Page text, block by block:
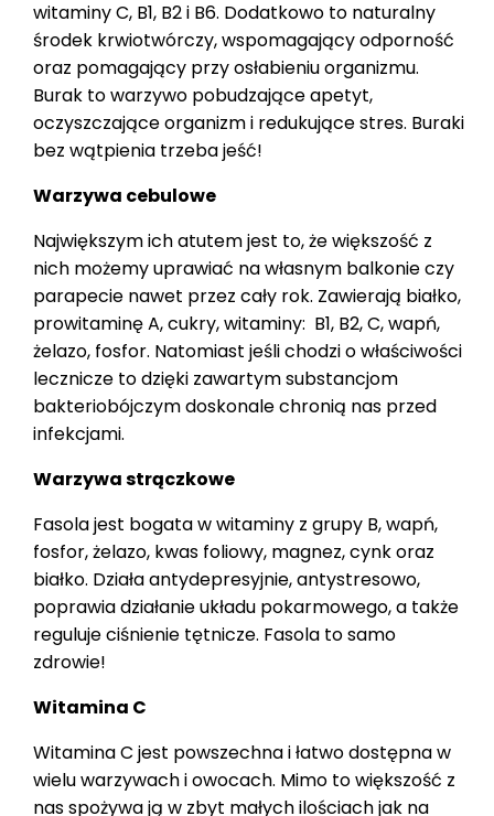
witaminy C, B1, B2 i B6. Dodatkowo to naturalny
środek krwiotwórczy, wspomagający odporność
oraz pomagający przy osłabieniu organizmu.
Burak to warzywo pobudzające apetyt,
oczyszczające organizm i redukujące stres. Buraki
bez wątpienia trzeba jeść!
Warzywa cebulowe
Największym ich atutem jest to, że większość z
nich możemy uprawiać na własnym balkonie czy
parapecie nawet przez cały rok. Zawierają białko,
prowitaminę A, cukry, witaminy: B1, B2, C, wapń,
żelazo, fosfor. Natomiast jeśli chodzi o właściwości
lecznicze to dzięki zawartym substancjom
bakteriobójczym doskonale chronią nas przed
infekcjami.
Warzywa strączkowe
Fasola jest bogata w witaminy z grupy B, wapń,
fosfor, żelazo, kwas foliowy, magnez, cynk oraz
białko. Działa antydepresyjnie, antystresowo,
poprawia działanie układu pokarmowego, a także
reguluje ciśnienie tętnicze. Fasola to samo
zdrowie!
Witamina C
Witamina C jest powszechna i łatwo dostępna w
wielu warzywach i owocach. Mimo to większość z
nas spożywa ją w zbyt małych ilościach jak na